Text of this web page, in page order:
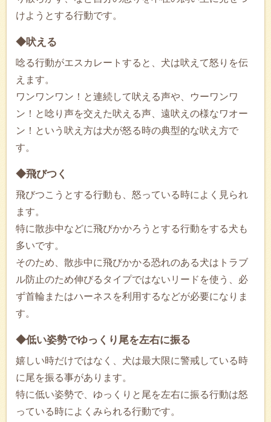
けようとする行動です。
◆吠える
唸る行動がエスカレートすると、犬は吠えて怒りを伝
えます。
ワンワンワン！と連続して吠える声や、ウーワンワ
ン！と唸り声を交えた吠える声、遠吠えの様なワオー
ン！という吠え方は犬が怒る時の典型的な吠え方で
す。
◆飛びつく
飛びつこうとする行動も、怒っている時によく見られ
ます。
特に散歩中などに飛びかかろうとする行動をする犬も
多いです。
そのため、散歩中に飛びかかる恐れのある犬はトラブ
ル防止のため伸びるタイプではないリードを使う、必
ず首輪またはハーネスを利用するなどが必要になりま
す。
◆低い姿勢でゆっくり尾を左右に振る
嬉しい時だけではなく、犬は最大限に警戒している時
に尾を振る事があります。
特に低い姿勢で、ゆっくりと尾を左右に振る行動は怒
っている時によくみられる行動です。